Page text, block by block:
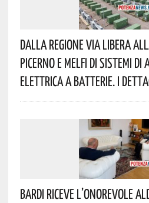
Dalla Regione Via Libera
Picerno E Melfi Di Sistemi Di
Elettrica A Batterie. I
Bardi Riceve L’onorevole